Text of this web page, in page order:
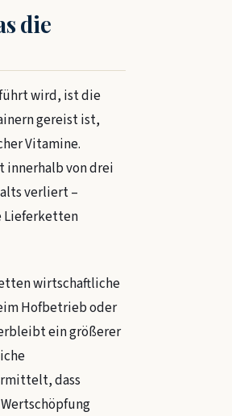
die
wird, ist die
gereist ist,
Vitamine.
innerhalb von drei
verliert –
Lieferketten
wirtschaftliche
Hofbetrieb oder
ein größerer
dass